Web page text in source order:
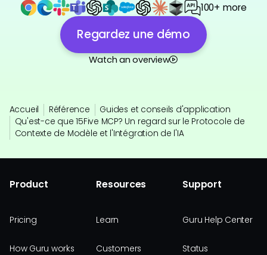
100+ more
Regardez une démo
Watch an overview
Accueil Référence
Guides et conseils d'application
Qu'est-ce que 15Five MCP? Un regard sur le Protocole de
Contexte de Modèle et l'Intégration de l'IA
Product
Pricing
How Guru works
Resources
Learn
Customers
Support
Guru Help Center
Status